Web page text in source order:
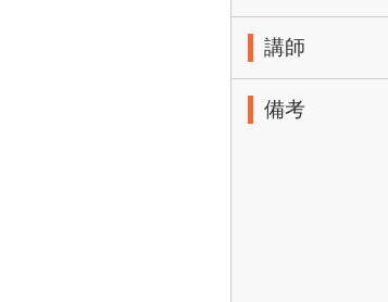
講師
備考